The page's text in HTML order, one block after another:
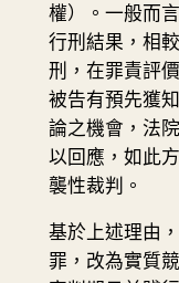
權）。一般而
行刑結果，相
刑，在罪責評
被告有預先獲
論之機會，法
以回應，如此
襲性裁判。
基於上述理由
罪，改為實質